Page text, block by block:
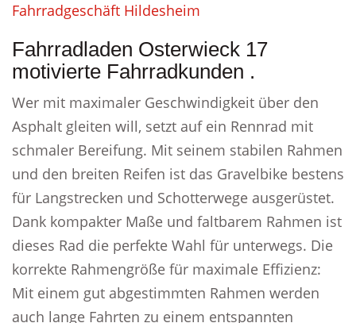
Fahrradgeschäft Hildesheim
Fahrradladen Osterwieck 17
motivierte Fahrradkunden .
Wer mit maximaler Geschwindigkeit über den
Asphalt gleiten will, setzt auf ein Rennrad mit
schmaler Bereifung. Mit seinem stabilen Rahmen
und den breiten Reifen ist das Gravelbike bestens
für Langstrecken und Schotterwege ausgerüstet.
Dank kompakter Maße und faltbarem Rahmen ist
dieses Rad die perfekte Wahl für unterwegs. Die
korrekte Rahmengröße für maximale Effizienz:
Mit einem gut abgestimmten Rahmen werden
auch lange Fahrten zu einem entspannten